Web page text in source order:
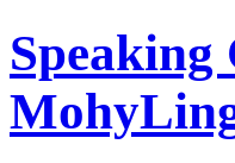
Speaking